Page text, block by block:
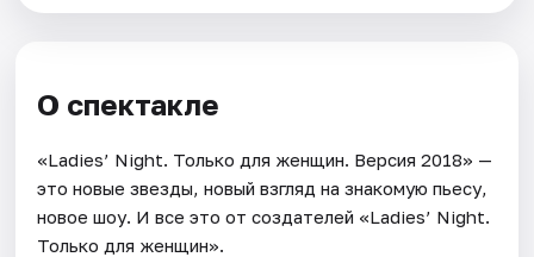
О спектакле
«Ladies’ Night. Только для женщин. Версия 2018» —
это новые звезды, новый взгляд на знакомую пьесу,
новое шоу. И все это от создателей «Ladies’ Night.
Только для женщин».